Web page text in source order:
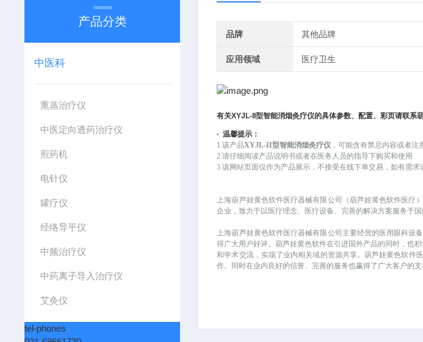
产品分类
中医科
熏蒸治疗仪
中医定向透药治疗仪
煎药机
电针仪
罐疗仪
经络导平仪
中频治疗仪
中药离子导入治疗仪
艾灸仪
tel-phones
品牌 其他品牌
应用领域 医疗卫生
有关XYJL-II型智能消烟灸疗仪的具体参数、配置、彩页请联
·温馨提示：
1.该产品XYJL-II型智能消烟灸疗仪 ，可能含有禁忌内容或者注
2.请仔细阅读产品说明书或者在医务人员的指导下购买和使用
3.该网站页面仅作为产品展示，不接受在线下单交易，如有需求
上海葫芦娃黄色软件医疗器械有限公司（葫芦娃黄色软件医疗
企业，致力于以医疗理念、医疗设备、完善的解决方案服务
上海葫芦娃黄色软件医疗器械有限公司主要经营的医用眼科设备
得广大用户好评。葫芦娃黄色软件在引进国外产品的同时，也
和学术交流，实现了业内相关域的资源共享。葫芦娃黄色软件
作。同时在业内良好的信誉、完善的服务也赢得了广大客户的支